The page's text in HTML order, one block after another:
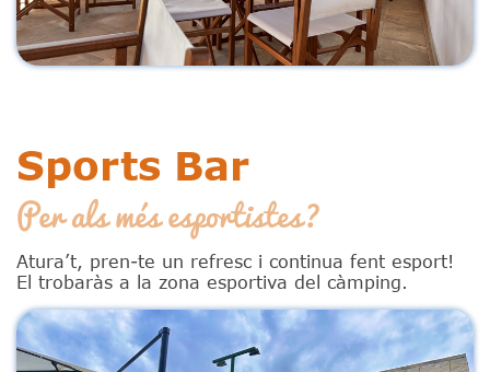
Sports Bar
Per als més esportistes?
Atura’t, pren-te un refresc i continua fent esport!
El trobaràs a la zona esportiva del càmping.